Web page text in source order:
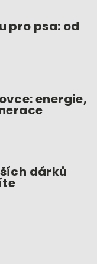
pro psa: od
energie,
dárků